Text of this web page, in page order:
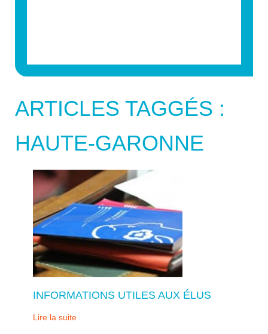
ARTICLES TAGGÉS :
HAUTE-GARONNE
INFORMATIONS UTILES AUX ÉLUS
Lire la suite